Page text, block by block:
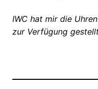
IWC hat mir die
zur Verfügung